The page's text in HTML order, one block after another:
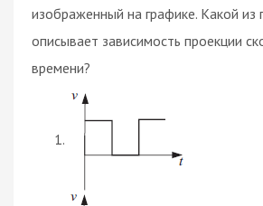
изображенный на графике. Какой из
описывает зависимость проекции
времени?